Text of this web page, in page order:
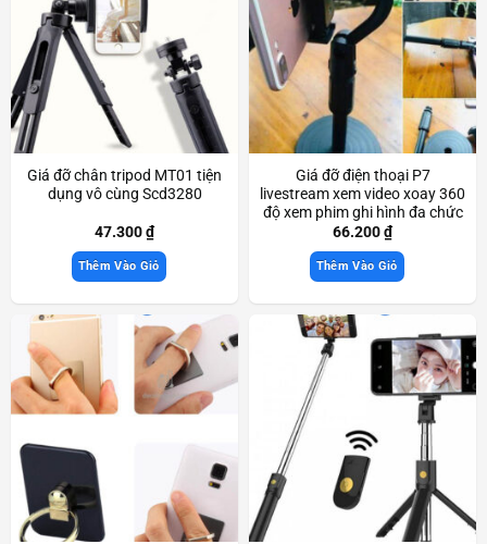
Giá đỡ chân tripod MT01 tiện
dụng vô cùng Scd3280
47.300₫
Thêm Vào Giỏ
Giá đỡ điện thoại P7
livestream xem video xoay 360
độ xem phim ghi hình đa chức
năng Scd3311
66.200₫
Thêm Vào Giỏ